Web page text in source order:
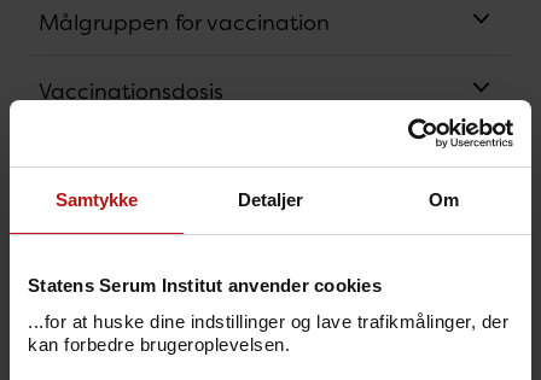
Samtykke Detaljer Om
Statens Serum Institut anvender cookies
...for at huske dine indstillinger og lave trafikmålinger, der
kan forbedre brugeroplevelsen.
Målgruppen for vaccination
Vaccinationsdosis
Hvem bør ikke vaccineres?
Graviditet og amning
Hyppigste bivirkninger